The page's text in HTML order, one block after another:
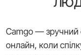
Camgo — зручний
онлайн, коли